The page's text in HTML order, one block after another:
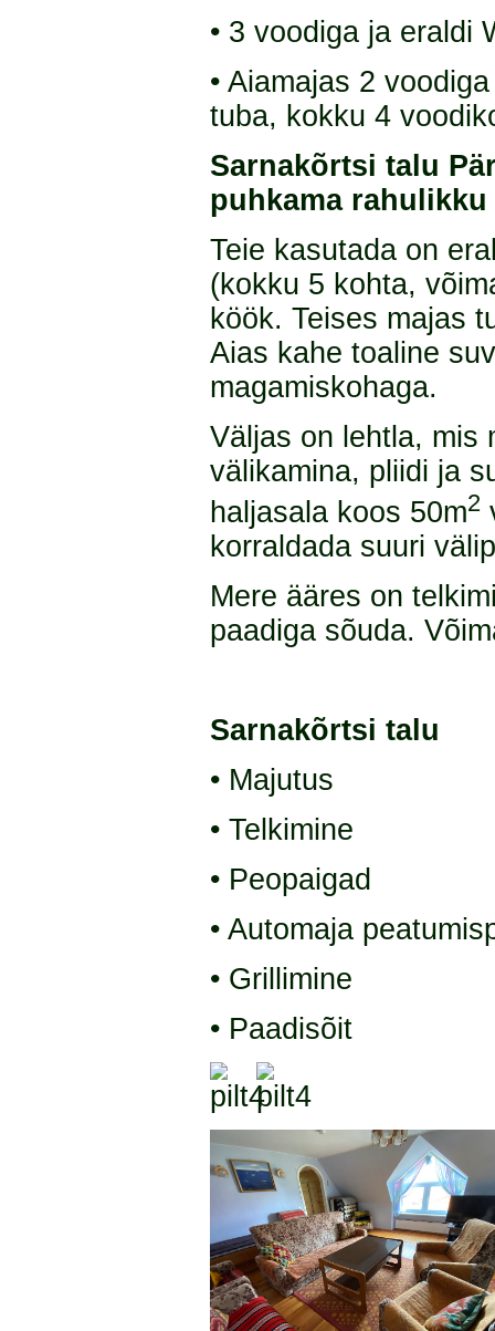
• 3 voodiga ja eraldi
• Aiamajas 2
tuba, kokku 4
Sarnakõrtsi talu
puhkama
Teie kasutada on
(kokku 5 kohta,
köök. Teises majas
Aias kahe toaline
magamiskohaga.
Väljas on lehtla, mis
välikamina, pliidi ja
haljasala koos 50m2
korraldada suuri
Mere ääres on
paadiga sõuda.
Sarnakõrtsi talu
• Majutus
• Telkimine
• Peopaigad
• Automaja
• Grillimine
• Paadisõit